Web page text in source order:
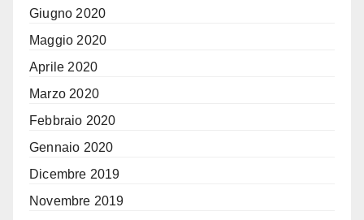
Giugno 2020
Maggio 2020
Aprile 2020
Marzo 2020
Febbraio 2020
Gennaio 2020
Dicembre 2019
Novembre 2019